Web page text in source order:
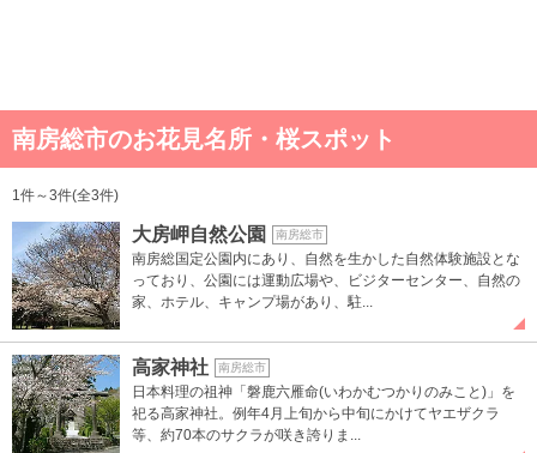
南房総市のお花見名所・桜スポット
1件～3件(全3件)
大房岬自然公園 南房総市
南房総国定公園内にあり、自然を生かした自然体験施設とな
っており、公園には運動広場や、ビジターセンター、自然の
家、ホテル、キャンプ場があり、駐...
高家神社 南房総市
日本料理の祖神「磐鹿六雁命(いわかむつかりのみこと)」を
祀る高家神社。例年4月上旬から中旬にかけてヤエザクラ
等、約70本のサクラが咲き誇りま...